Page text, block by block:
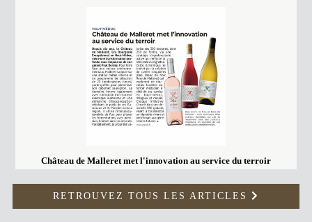
Château de Malleret met l'innovation au service du terroir
RETROUVEZ TOUS LES ARTICLES